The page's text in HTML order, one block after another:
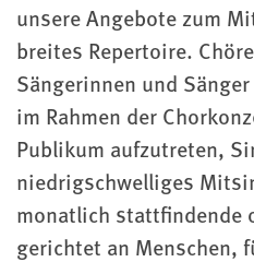
unsere Angebote zum
breites Repertoire.
Sängerinnen und
im Rahmen der
Publikum aufzutreten,
niedrigschwelliges
monatlich stattfindende
gerichtet an Menschen,